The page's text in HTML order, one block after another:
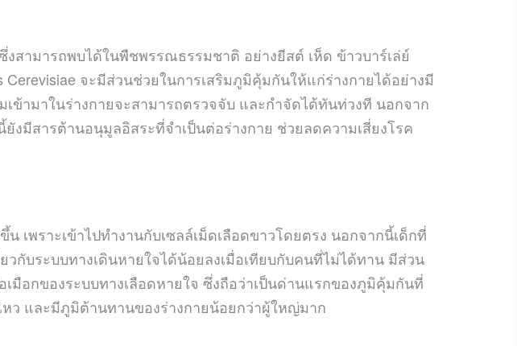
สามารถพบได้ในพืชพรรณธรรมชาติ อย่างยีสต์ เห็ด ข้าวบาร์เล่ย์
จะมีส่วนช่วยในการเสริมภูมิคุ้มกันให้แก่ร่างกายได้อย่างมี
ข้ามาในร่างกายจะสามารถตรวจจับ และกำจัดได้ทันท่วงที นอกจาก
งมีสารต้านอนุมูลอิสระที่จำเป็นต่อร่างกาย ช่วยลดความเสี่ยงโรค
เพราะเข้าไปทำงานกับเซลล์เม็ดเลือดขาวโดยตรง นอกจากนี้เด็กที่
กับระบบทางเดินหายใจได้น้อยลงเมื่อเทียบกับคนที่ไม่ได้ทาน มีส่วน
มือกของระบบทางเลือดหายใจ ซึ่งถือว่าเป็นด่านแรกของภูมิคุ้มกันที่
หว และมีภูมิต้านทานของร่างกายน้อยกว่าผู้ใหญ่มาก